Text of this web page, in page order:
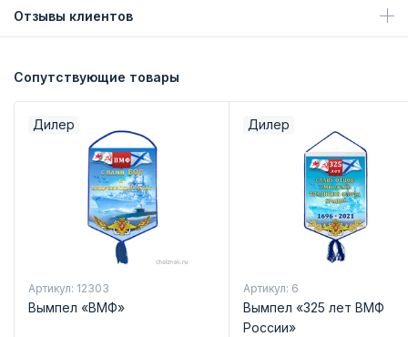
Отзывы клиентов
Сопутствующие товары
Дилер
Артикул: 12303
Вымпел «ВМФ»
Дилер
Артикул: 6
Вымпел «325 лет ВМФ
России»